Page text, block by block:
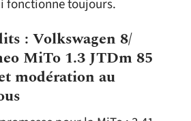
fonctionne toujours.
: Volkswagen 8/
MiTo 1.3 JTDm 85
modération au